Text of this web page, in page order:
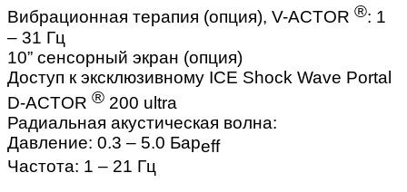
Вибрационная терапия (опция), V-ACTOR ®: 1
– 31 Гц
10” сенсорный экран (опция)
Доступ к эксклюзивному ICE Shock Wave Portal
D-ACTOR ® 200 ultra
Радиальная акустическая волна:
Давление: 0.3 – 5.0 Барeff
Частота: 1 – 21 Гц